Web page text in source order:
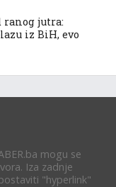
ranog jutra:
iz BiH, evo
mogu se
Iza zadnje
"hyperlink"